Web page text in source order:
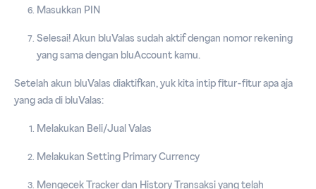
Masukkan PIN
Selesai! Akun bluValas sudah aktif dengan nomor rekening
yang sama dengan bluAccount kamu.
Setelah akun bluValas diaktifkan, yuk kita intip fitur-fitur apa aja
yang ada di bluValas:
Melakukan Beli/Jual Valas
Melakukan Setting Primary Currency
Mengecek Tracker dan History Transaksi yang telah